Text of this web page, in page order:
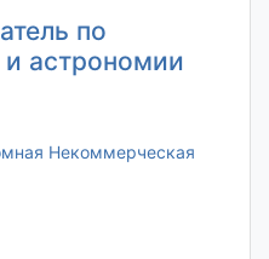
по
астрономии
Некоммерческая